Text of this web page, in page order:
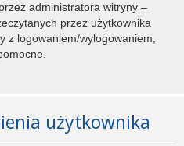
administratora witryny –
przez użytkownika
z logowaniem/wylogowaniem,
użytkownika